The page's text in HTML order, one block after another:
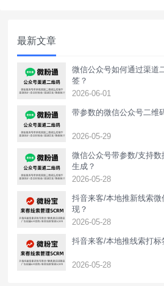
最新文章
微信公众号如何通过渠道
签？
2026-06-01
带参数的微信公众号二维
2026-05-29
微信公众号带参数/支持
生成？
2026-05-28
抖音来客/本地推新线索
现？
2026-05-28
抖音来客/本地推线索打标
2026-05-28